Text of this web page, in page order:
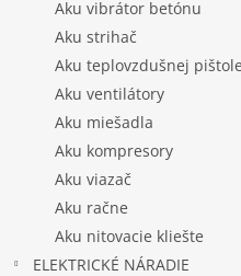
Aku vibrátor betónu
Aku strihač
Aku teplovzdušnej pištole
Aku ventilátory
Aku miešadla
Aku kompresory
Aku viazač
Aku račne
Aku nitovacie kliešte
ELEKTRICKÉ NÁRADIE